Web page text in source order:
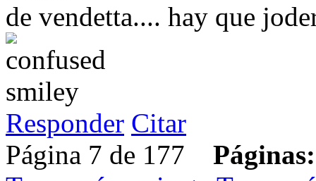
de vendetta.... hay que
Responder Citar
Página 7 de 177 Páginas: